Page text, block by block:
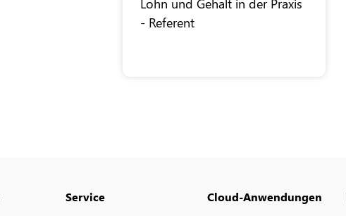
- Referent
Service Cloud-Anwendungen